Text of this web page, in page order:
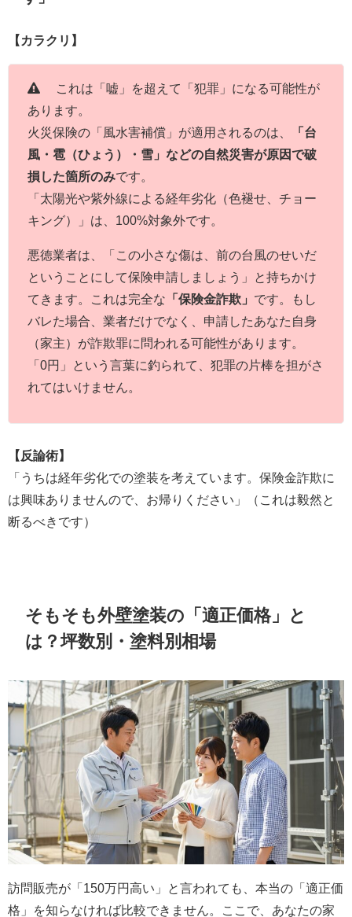
【カラクリ】
これは「嘘」を超えて「犯罪」になる可能性が
あります。
火災保険の「風水害補償」が適用されるのは、
「台
風・雹（ひょう）・雪」などの自然災害が原因で破
損した箇所のみです。
「太陽光や紫外線による経年劣化（色褪せ、チョー
キング）」は、100%対象外です。
悪徳業者は、「この小さな傷は、前の台風のせいだ
ということにして保険申請しましょう」と持ちかけ
てきます。これは完全な 「保険金詐欺」 です。もし
バレた場合、業者だけでなく、申請したあなた自身
（家主）が詐欺罪に問われる可能性があります。
「0円」という言葉に釣られて、犯罪の片棒を担がさ
れてはいけません。
【反論術】
「うちは経年劣化での塗装を考えています。保険金詐欺に
は興味ありませんので、お帰りください」（これは毅然と
断るべきです）
そもそも外壁塗装の「適正価格」と
は？坪数別・塗料別相場
訪問販売が「150万円高い」と言われても、本当の「適正価
格」を知らなければ比較できません。ここで、あなたの家